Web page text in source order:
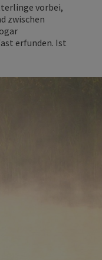
vorbei,
zwischen
erfunden. Ist